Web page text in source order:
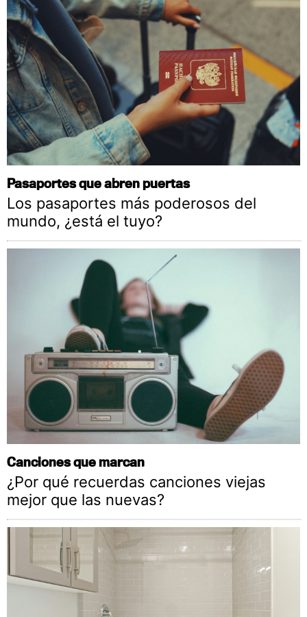
Pasaportes que abren puertas
Los pasaportes más poderosos del
mundo, ¿está el tuyo?
Canciones que marcan
¿Por qué recuerdas canciones viejas
mejor que las nuevas?